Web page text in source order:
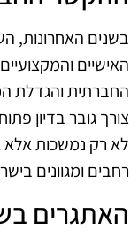
בשנים האחרונות,
האישיים
החברתית והגדלת
לא רק נמשכות אלא
רחבים ומגוונים
האתגרים